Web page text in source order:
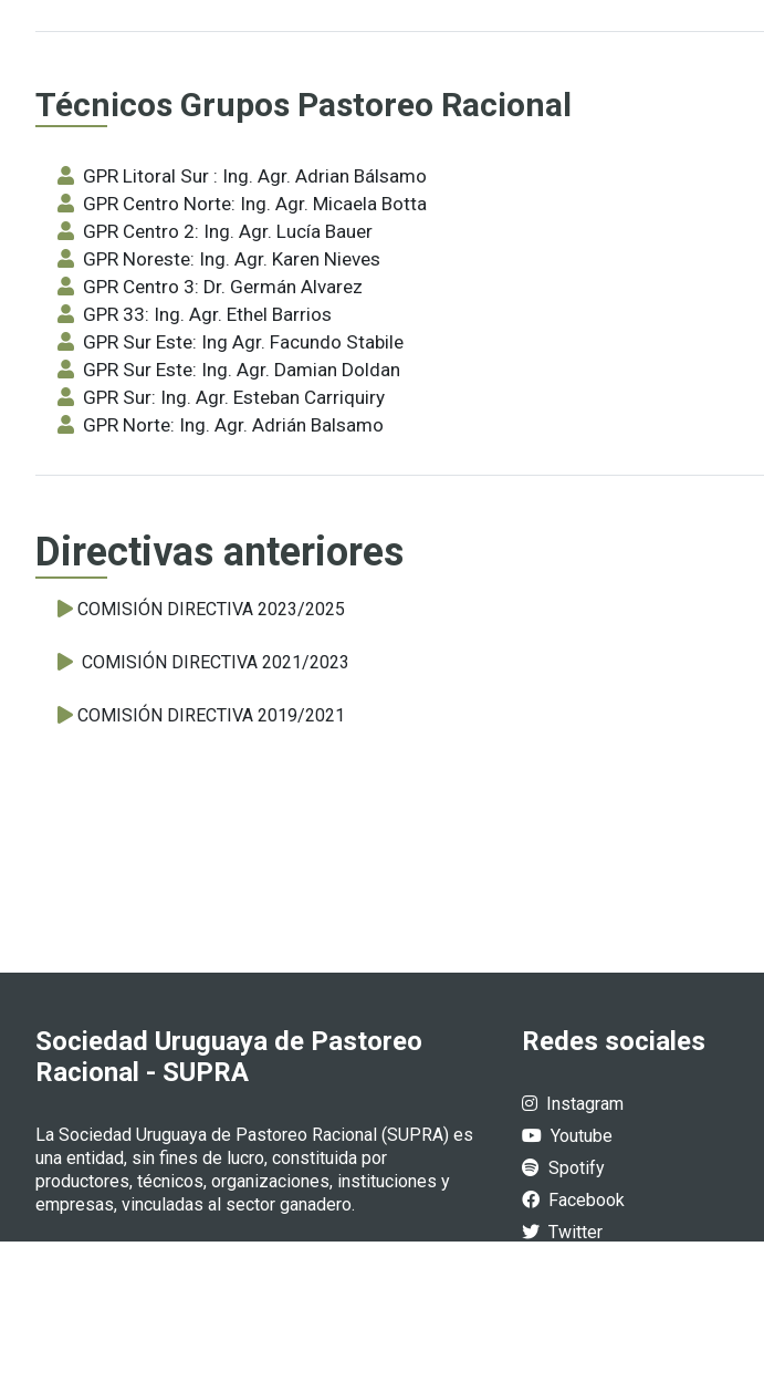
Técnicos Grupos Pastoreo Racional
GPR Litoral Sur : Ing. Agr. Adrian Bálsamo
GPR Centro Norte: Ing. Agr. Micaela Botta
GPR Centro 2: Ing. Agr. Lucía Bauer
GPR Noreste: Ing. Agr. Karen Nieves
GPR Centro 3: Dr. Germán Alvarez
GPR 33: Ing. Agr. Ethel Barrios
GPR Sur Este: Ing Agr. Facundo Stabile
GPR Sur Este: Ing. Agr. Damian Doldan
GPR Sur: Ing. Agr. Esteban Carriquiry
GPR Norte: Ing. Agr. Adrián Balsamo
Directivas anteriores
COMISIÓN DIRECTIVA 2023/2025
COMISIÓN DIRECTIVA 2021/2023
COMISIÓN DIRECTIVA 2019/2021
Sociedad Uruguaya de Pastoreo
Racional - SUPRA
La Sociedad Uruguaya de Pastoreo Racional (SUPRA) es
una entidad, sin fines de lucro, constituida por
productores, técnicos, organizaciones, instituciones y
empresas, vinculadas al sector ganadero.
Redes sociales
Instagram
Youtube
Spotify
Facebook
Twitter